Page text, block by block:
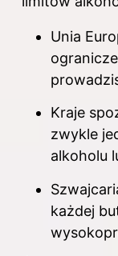
Unia
Kraje
zwykle
alkoholu
każdej